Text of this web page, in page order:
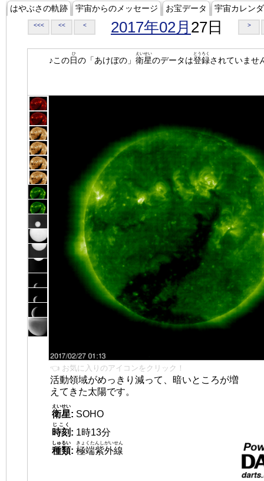
はやぶさの軌跡 宇宙からのメッセージ お宝データ 宇宙カレン
<<< << < 2017年02月 27日 >
♪この日
ひ
の「あけぼの」 衛星
えいせい
のデータは登録
とうろく
されていませ
👈 お気に入りのアイコンをクリック！
活動領域がめっきり減って、暗いところが増
えてきた太陽です。
衛星
えいせい
: SOHO
時刻
じこく
: 1時13分
種類
しゅるい
: 極端紫外線
きょくたんしがいせん